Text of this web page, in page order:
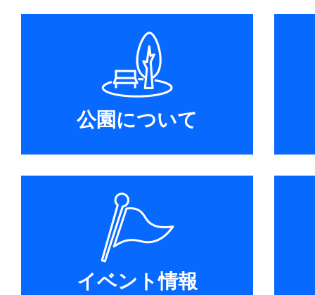
公園について
イベント情報